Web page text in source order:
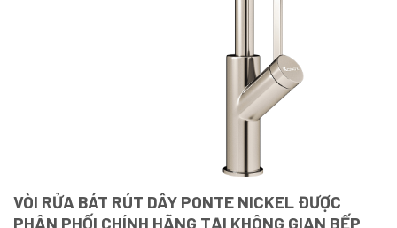
VÒI RỬA BÁT RÚT DÂY PONTE NICKEL ĐƯỢC
PHÂN PHỐI CHÍNH HÃNG TẠI KHÔNG GIAN BẾP